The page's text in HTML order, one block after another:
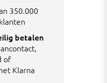
350.000
betalen
of
Klarna